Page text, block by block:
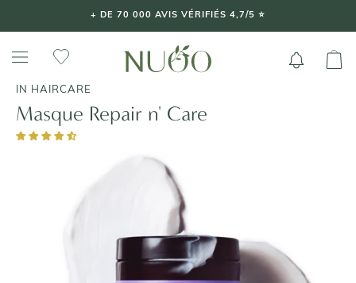
+ DE 70 000 AVIS VÉRIFIÉS 4,7/5 ⭐️
IN HAIRCARE
Masque Repair n' Care